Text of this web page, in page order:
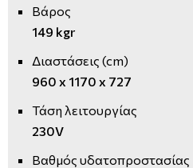
Βάρος
149 kgr
Διαστάσεις (cm)
960 x 1170 x 727
Τάση λειτουργίας
230V
Βαθμός υδατοπροστασίας